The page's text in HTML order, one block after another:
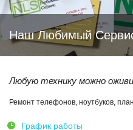
Наш Любимый
Любую технику можно
Ремонт телефонов, ноутбуков,
График работы